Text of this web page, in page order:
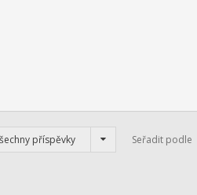
příspěvky Seřadit podle